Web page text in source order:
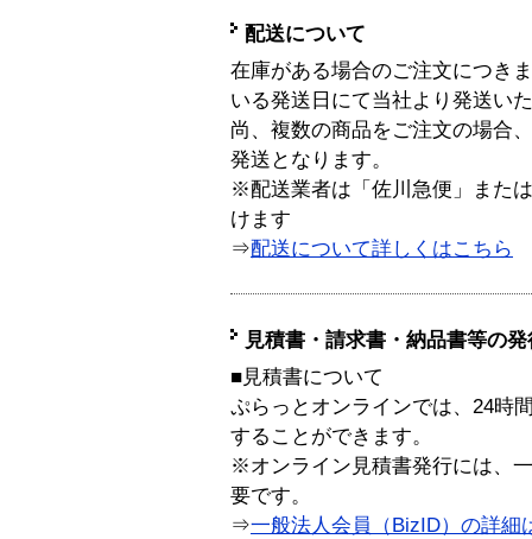
配送について
在庫がある場合のご注文につき
いる発送日にて当社より発送い
尚、複数の商品をご注文の場合
発送となります。
※配送業者は「佐川急便」また
けます
⇒配送について詳しくはこちら
見積書・請求書・納品書等の
■見積書について
ぷらっとオンラインでは、24時
することができます。
※オンライン見積書発行には、
要です。
⇒一般法人会員（BizID）の詳細